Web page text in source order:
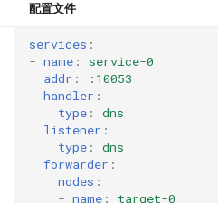
配置文件
services :
- name :
service-0
addr :
:10053
handler :
type :
dns
listener :
type :
dns
forwarder :
nodes :
- name :
target-0